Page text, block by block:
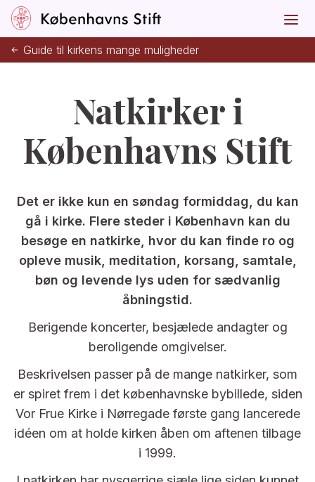
Guide til kirkens mange muligheder
Natkirker i
Københavns Stift
Det er ikke kun en søndag formiddag, du kan
gå i kirke. Flere steder i København kan du
besøge en natkirke, hvor du kan finde ro og
opleve musik, meditation, korsang, samtale,
bøn og levende lys uden for sædvanlig
åbningstid.
Berigende koncerter, besjælede andagter og
beroligende omgivelser.
Beskrivelsen passer på de mange natkirker, som
er spiret frem i det københavnske bybillede, siden
Vor Frue Kirke i Nørregade første gang lancerede
idéen om at holde kirken åben om aftenen tilbage
i 1999.